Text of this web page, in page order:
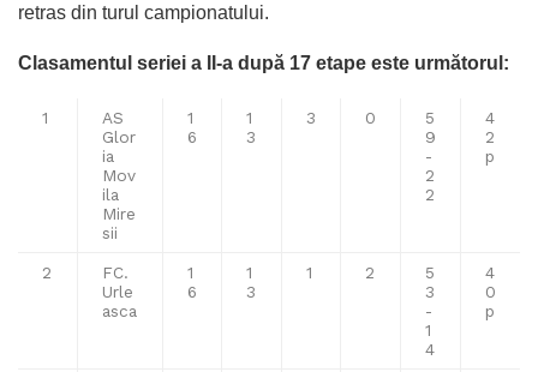
retras din turul campionatului.
Clasamentul seriei a II-a după 17 etape este următorul:
1
AS
Glor
ia
Mov
ila
Mire
sii
1
6
1
3
3 0
5
9
-
2
2
4
2
p
2
FC.
Urle
asca
1
6
1
3
1 2
5
3
-
1
4
4
0
p